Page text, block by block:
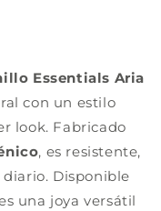
Essentials Aria
con un estilo
look. Fabricado
, es resistente,
Disponible
una joya versátil